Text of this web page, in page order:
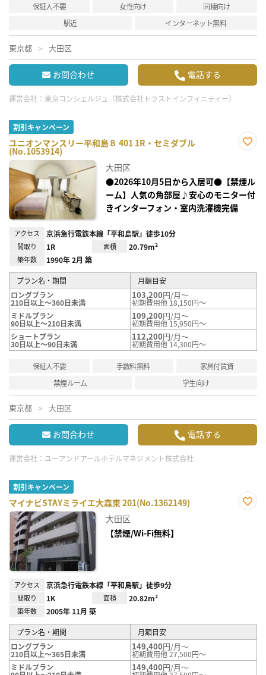
保証人不要 女性向け
同棲向け
駅近
インターネット無料
東京都 大田区
お問合わせ 電話する
運営会社： 東京コンシェルジュ（株式会社トラストインフィニティー）
割引キャンペーン
ユニオンマンスリー平和島８ 401 1R・セミダブル
(No.1053914)
録
大田区
●2026年10月5日から入居可●【禁煙ル
ーム】人気の角部屋♪安心のモニター付
きインターフォン・室内洗濯機完備
アクセス 京浜急行電鉄本線「平和島駅」徒歩10分
間取り 1R 面積 20.79m²
築年数 1990年 2月 築
プラン名・期間
月額目安
ロングプラン
210日以上～360日未満
103,200円/月～
初期費用他 18,150円～
ミドルプラン
90日以上～210日未満
109,200円/月～
初期費用他 15,950円～
ショートプラン
30日以上～90日未満
112,200円/月～
初期費用他 14,300円～
保証人不要 手数料無料
家具付賃貸
禁煙ルーム
学生向け
東京都 大田区
お問合わせ 電話する
運営会社： ユーアンドアールホテルマネジメント株式会社
割引キャンペーン
マイナビSTAYミライエ大森東 201(No.1362149)
大田区
【禁煙/Wi-Fi無料】
アクセス 京浜急行電鉄本線「平和島駅」徒歩9分
間取り 1K 面積 20.82m²
築年数 2005年 11月 築
プラン名・期間
月額目安
ロングプラン
210日以上～365日未満
149,400円/月～
初期費用他 27,500円～
ミドルプラン
149,400円/月～